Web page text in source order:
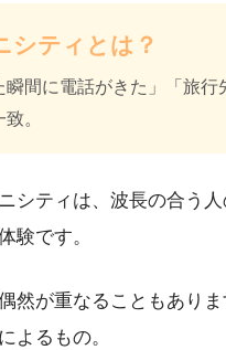
シティとは？
瞬間に電話がきた」「旅
。
シティは、波長の合う
験です。
然が重なることもあり
よるもの。